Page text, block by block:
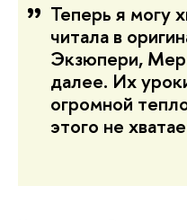
Теперь я могу
читала в
Экзюпери,
далее. Их
огромной
этого не